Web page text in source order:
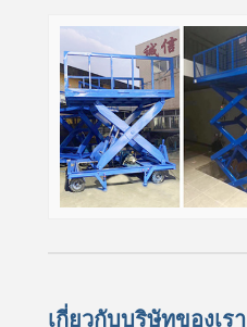
เกี่ยวกับบริษัทของเรา